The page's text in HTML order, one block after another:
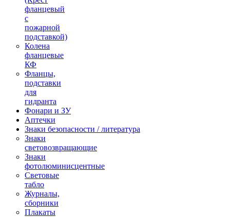
фланцевый
с
пожарной
подставкой)
Колена
фланцевые
КФ
Фланцы,
подставки
для
гидранта
Фонари и ЗУ
Аптечки
Знаки безопасности / литература
Знаки
световозвращающие
Знаки
фотолюминисцентные
Световые
табло
Журналы,
сборники
Плакаты